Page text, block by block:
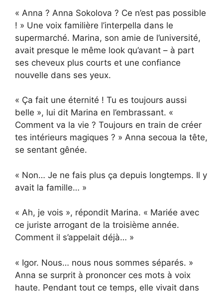
« Anna ? Anna Sokolova ? Ce n’est pas possible
! » Une voix familière l’interpella dans le
supermarché. Marina, son amie de l’université,
avait presque le même look qu’avant – à part
ses cheveux plus courts et une confiance
nouvelle dans ses yeux.
« Ça fait une éternité ! Tu es toujours aussi
belle », lui dit Marina en l’embrassant. «
Comment va la vie ? Toujours en train de créer
tes intérieurs magiques ? » Anna secoua la tête,
se sentant gênée.
« Non… Je ne fais plus ça depuis longtemps. Il y
avait la famille… »
« Ah, je vois », répondit Marina. « Mariée avec
ce juriste arrogant de la troisième année.
Comment il s’appelait déjà… »
« Igor. Nous… nous nous sommes séparés. »
Anna se surprit à prononcer ces mots à voix
haute. Pendant tout ce temps, elle vivait dans